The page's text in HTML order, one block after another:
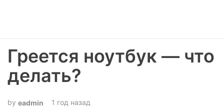
Греется ноутбук — что
делать?
eadmin 1 год назад